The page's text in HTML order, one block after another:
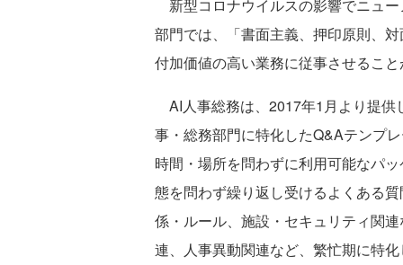
新型コロナウイルスの影響でニュ
部門では、「書面主義、押印原則、
付加価値の高い業務に従事させるこ
AI人事総務は、2017年1月より提供
事・総務部門に特化したQ&Aテンプ
時間・場所を問わずに利用可能なパ
態を問わず繰り返し受けるよくある
係・ルール、施設・セキュリティ関
連、人事異動関連など、繁忙期に特